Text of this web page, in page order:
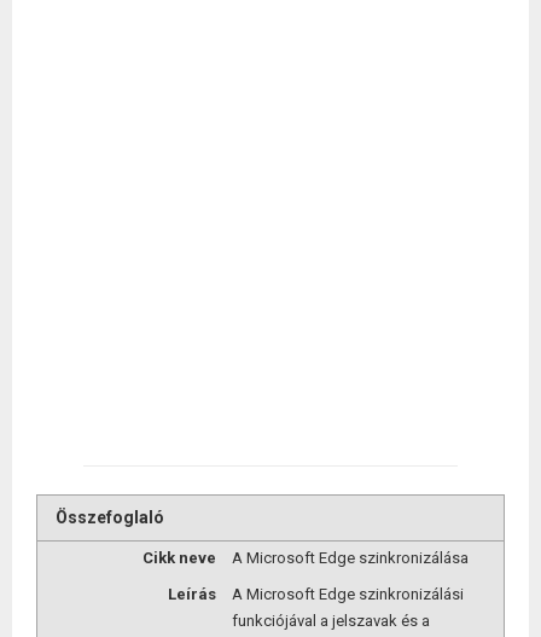
Összefoglaló
Cikk neve
A Microsoft Edge szinkronizálása
Leírás
A Microsoft Edge szinkronizálási
funkciójával a jelszavak és a